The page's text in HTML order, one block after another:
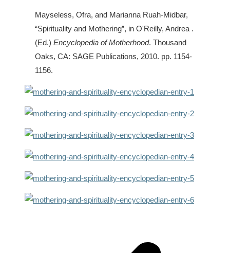
Mayseless, Ofra, and Marianna Ruah-Midbar,
“Spirituality and Mothering”, in O'Reilly, Andrea .
(Ed.) Encyclopedia of Motherhood. Thousand
Oaks, CA: SAGE Publications, 2010. pp. 1154-
1156.